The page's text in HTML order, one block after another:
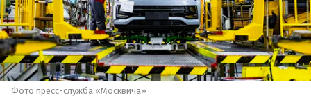
Фото пресс-служба «Москвича»